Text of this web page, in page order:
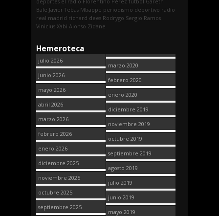
Bale Javier Tebas Mbappe periodismo deportivo radio
real madrid richard dees Rodrygo Sergio Ramos
Vinicius Xabi Alonso Zidane
Hemeroteca
julio 2026
junio 2026
mayo 2026
abril 2026
marzo 2026
febrero 2026
enero 2026
diciembre 2025
noviembre 2025
octubre 2025
septiembre 2025
marzo 2020
febrero 2020
enero 2020
diciembre 2019
noviembre 2019
octubre 2019
septiembre 2019
agosto 2019
julio 2019
junio 2019
mayo 2019